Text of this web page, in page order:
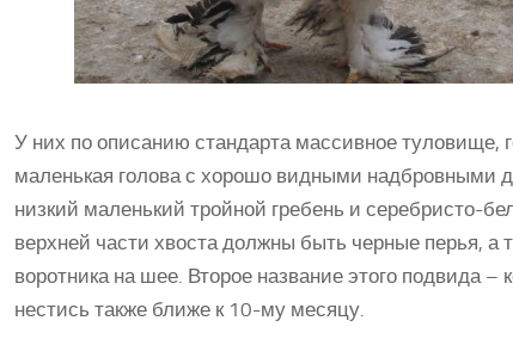
У них по описанию стандарта массивное туловище,
маленькая голова с хорошо видными надбровными
низкий маленький тройной гребень и серебристо-
верхней части хвоста должны быть черные перья, а
воротника на шее. Второе название этого подвида
нестись также ближе к 10-му месяцу.